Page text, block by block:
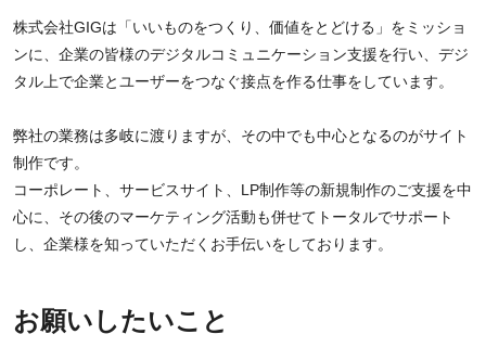
株式会社GIGは「いいものをつくり、価値をとどける」をミッショ
ンに、企業の皆様のデジタルコミュニケーション支援を行い、デジ
タル上で企業とユーザーをつなぐ接点を作る仕事をしています。
弊社の業務は多岐に渡りますが、その中でも中心となるのがサイト
制作です。
コーポレート、サービスサイト、LP制作等の新規制作のご支援を中
心に、その後のマーケティング活動も併せてトータルでサポート
し、企業様を知っていただくお手伝いをしております。
お願いしたいこと